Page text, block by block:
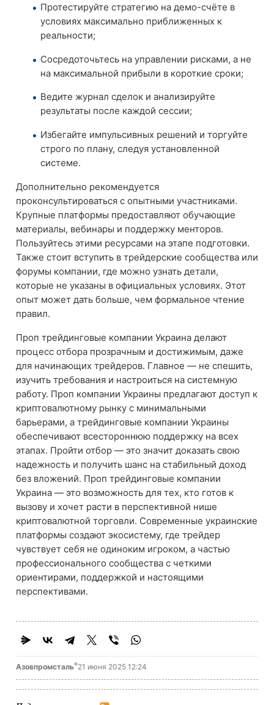
Протестируйте стратегию на демо-счёте в
условиях максимально приближенных к
реальности;
Сосредоточьтесь на управлении рисками, а не
на максимальной прибыли в короткие сроки;
Ведите журнал сделок и анализируйте
результаты после каждой сессии;
Избегайте импульсивных решений и торгуйте
строго по плану, следуя установленной
системе.
Дополнительно рекомендуется
проконсультироваться с опытными участниками.
Крупные платформы предоставляют обучающие
материалы, вебинары и поддержку менторов.
Пользуйтесь этими ресурсами на этапе подготовки.
Также стоит вступить в трейдерские сообщества или
форумы компании, где можно узнать детали,
которые не указаны в официальных условиях. Этот
опыт может дать больше, чем формальное чтение
правил.
Проп трейдинговые компании Украина делают
процесс отбора прозрачным и достижимым, даже
для начинающих трейдеров. Главное — не спешить,
изучить требования и настроиться на системную
работу. Проп компании Украины предлагают доступ к
криптовалютному рынку с минимальными
барьерами, а трейдинговые компании Украины
обеспечивают всестороннюю поддержку на всех
этапах. Пройти отбор — это значит доказать свою
надежность и получить шанс на стабильный доход
без вложений. Проп трейдинговые компании
Украина — это возможность для тех, кто готов к
вызову и хочет расти в перспективной нише
криптовалютной торговли. Современные украинские
платформы создают экосистему, где трейдер
чувствует себя не одиноким игроком, а частью
профессионального сообщества с четкими
ориентирами, поддержкой и настоящими
перспективами.
Азовпромсталь®21 июня 2025 12:24